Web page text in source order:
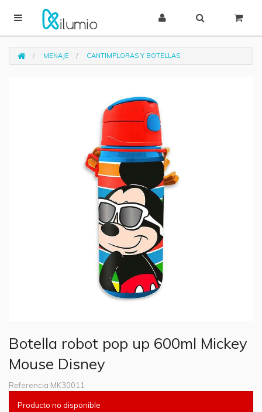
MENAJE CANTIMPLORAS Y BOTELLAS
Botella robot pop up 600ml Mickey
Mouse Disney
Referencia MK30011
Producto no disponible